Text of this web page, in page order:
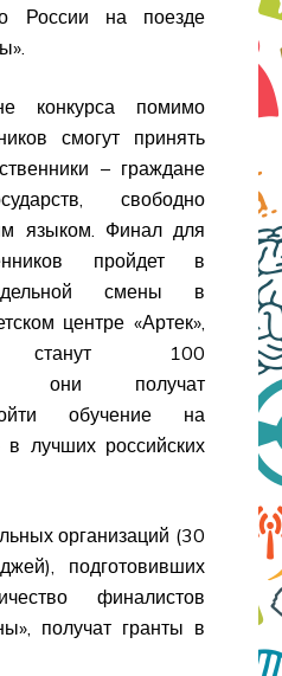
России на поезде
конкурса помимо
смогут принять
– граждане
свободно
языком. Финал для
пройдет в
смены в
центре «Артек»,
станут 100
они получат
обучение на
лучших российских
организаций (30
подготовивших
финалистов
получат гранты в